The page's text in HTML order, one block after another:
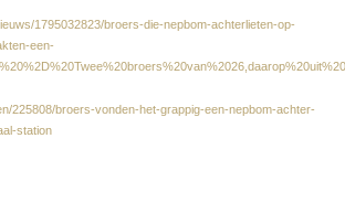
1795032823/broers-die-nepbom-achterlieten-op-
een-
225808/broers-vonden-het-grappig-een-nepbom-achter-
station